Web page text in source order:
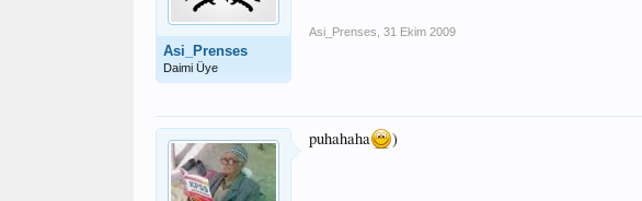
Asi_Prenses
Daimi Üye
Asi_Prenses 31 Ekim 2009
puhahaha )